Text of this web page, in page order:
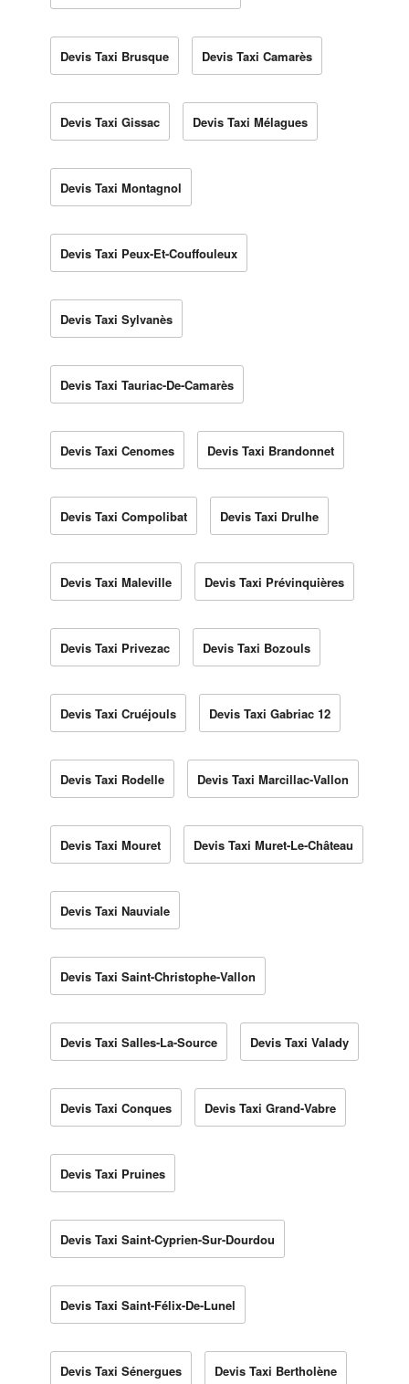
Devis Taxi Brusque Devis Taxi Camarès
Devis Taxi Gissac Devis Taxi Mélagues
Devis Taxi Montagnol
Devis Taxi Peux-Et-Couffouleux
Devis Taxi Sylvanès
Devis Taxi Tauriac-De-Camarès
Devis Taxi Cenomes Devis Taxi Brandonnet
Devis Taxi Compolibat Devis Taxi Drulhe
Devis Taxi Maleville Devis Taxi Prévinquières
Devis Taxi Privezac Devis Taxi Bozouls
Devis Taxi Cruéjouls Devis Taxi Gabriac 12
Devis Taxi Rodelle Devis Taxi Marcillac-Vallon
Devis Taxi Mouret Devis Taxi Muret-Le-Château
Devis Taxi Nauviale
Devis Taxi Saint-Christophe-Vallon
Devis Taxi Salles-La-Source Devis Taxi Valady
Devis Taxi Conques Devis Taxi Grand-Vabre
Devis Taxi Pruines
Devis Taxi Saint-Cyprien-Sur-Dourdou
Devis Taxi Saint-Félix-De-Lunel
Devis Taxi Sénergues Devis Taxi Bertholène